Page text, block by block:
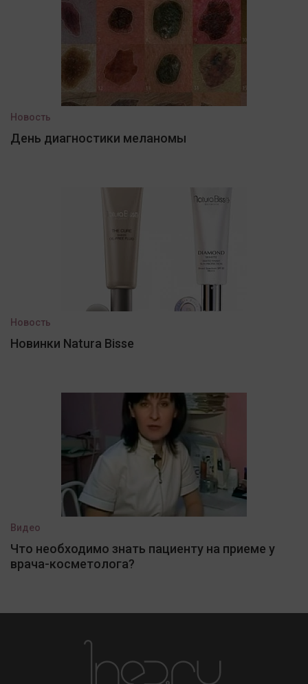
Новость
День диагностики меланомы
Новость
Новинки Natura Bisse
Видео
Что необходимо знать пациенту на приеме у
врача-косметолога?